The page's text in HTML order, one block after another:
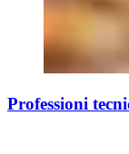
Professioni